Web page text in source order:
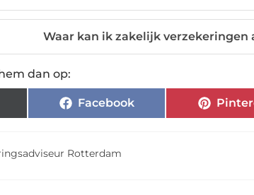
Waar kan ik zakelijk
dan op:
Facebook
Rotterdam